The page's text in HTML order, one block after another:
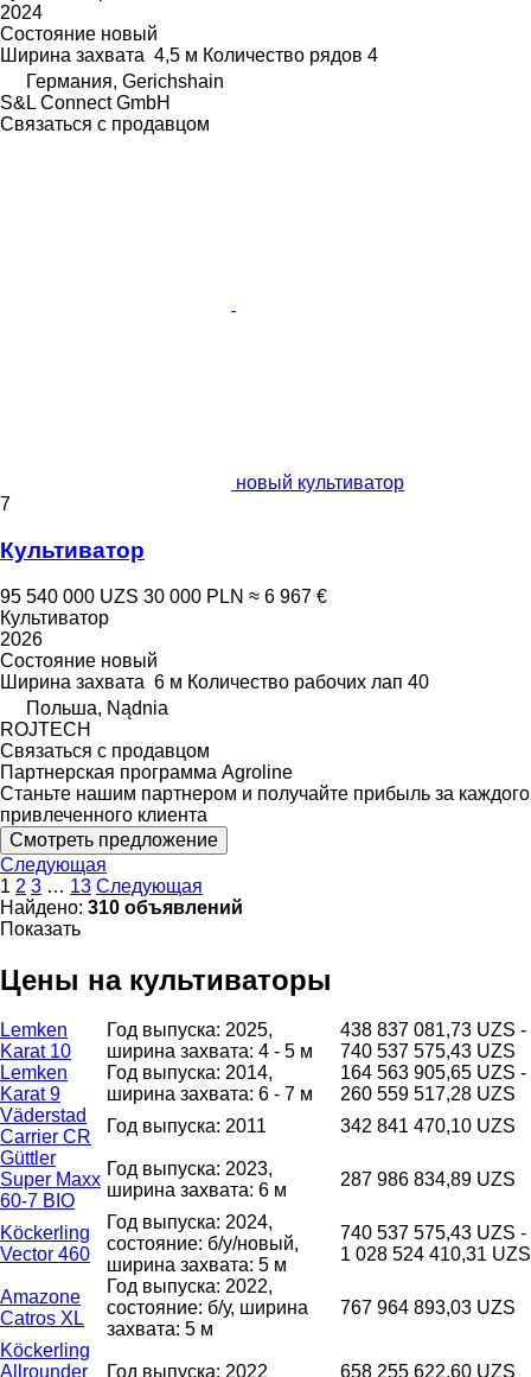
2024
Состояние новый
Ширина захвата 4,5 м Количество рядов 4
Германия, Gerichshain
S&L Connect GmbH
Связаться с продавцом
новый культиватор
7
Культиватор
95 540 000 UZS 30 000 PLN ≈ 6 967 €
Культиватор
2026
Состояние новый
Ширина захвата 6 м Количество рабочих лап 40
Польша, Nądnia
ROJTECH
Связаться с продавцом
Партнерская программа Agroline
Станьте нашим партнером и получайте прибыль за каждого
привлеченного клиента
Смотреть предложение
Следующая
1 2 3 … 13 Следующая
Найдено: 310 объявлений
Показать
Цены на культиваторы
Lemken
Karat 10
Год выпуска: 2025,
ширина захвата: 4 - 5 м
438 837 081,73 UZS -
740 537 575,43 UZS
Lemken
Karat 9
Год выпуска: 2014,
ширина захвата: 6 - 7 м
164 563 905,65 UZS -
260 559 517,28 UZS
Väderstad
Carrier CR
Год выпуска: 2011
342 841 470,10 UZS
Güttler
Super Maxx
60-7 BIO
Год выпуска: 2023,
ширина захвата: 6 м
287 986 834,89 UZS
Köckerling
Vector 460
Год выпуска: 2024,
состояние: б/у/новый,
ширина захвата: 5 м
740 537 575,43 UZS -
1 028 524 410,31 UZS
Amazone
Catros XL
Год выпуска: 2022,
состояние: б/у, ширина
захвата: 5 м
767 964 893,03 UZS
Köckerling
Allrounder
Год выпуска: 2022 658 255 622,60 UZS